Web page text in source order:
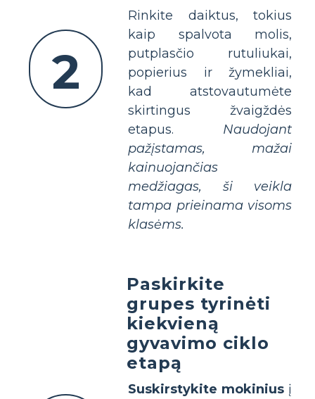
2
Rinkite daiktus, tokius
kaip spalvota molis,
putplasčio rutuliukai,
popierius ir žymekliai,
kad atstovautumėte
skirtingus žvaigždės
etapus. Naudojant
pažįstamas, mažai
kainuojančias
medžiagas, ši veikla
tampa prieinama visoms
klasėms.
Paskirkite
grupes tyrinėti
kiekvieną
gyvavimo ciklo
etapą
Suskirstykite mokinius į